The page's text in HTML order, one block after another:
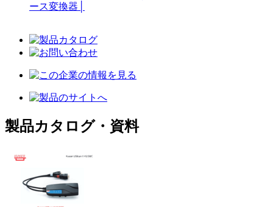
ース変換器
製品カタログ・資料